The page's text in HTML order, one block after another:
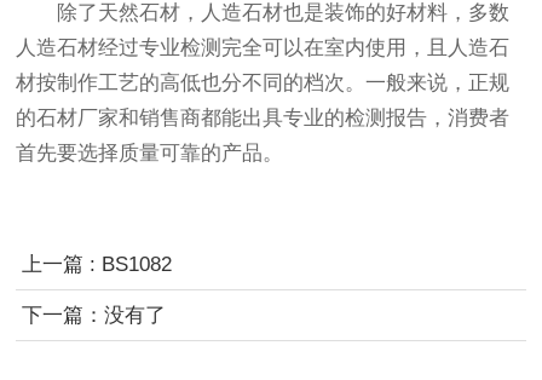
除了天然石材，人造石材也是装饰的好材料，多数
人造石材经过专业检测完全可以在室内使用，且人造石
材按制作工艺的高低也分不同的档次。一般来说，正规
的石材厂家和销售商都能出具专业的检测报告，消费者
首先要选择质量可靠的产品。
上一篇 : BS1082
下一篇：没有了